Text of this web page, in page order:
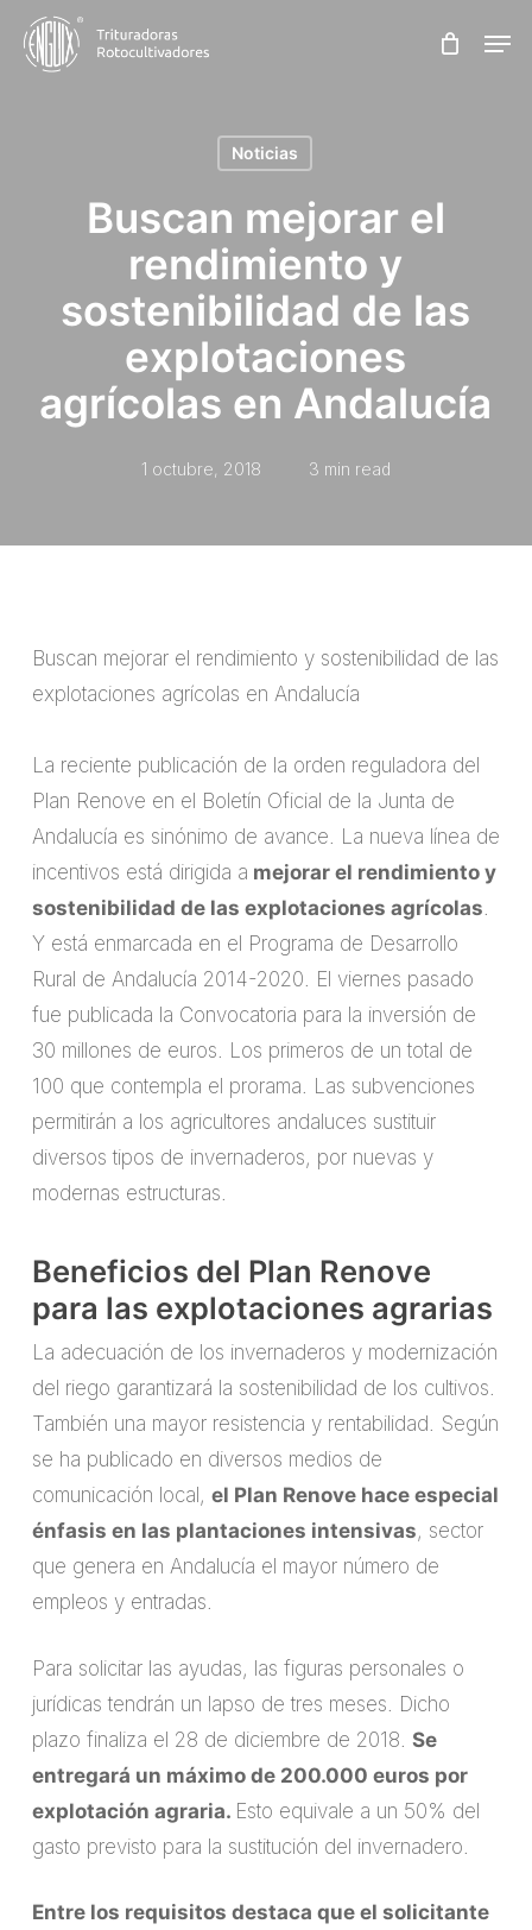
Skip
Noticias
Buscan mejorar el
rendimiento y
sostenibilidad de las
explotaciones
agrícolas en Andalucía
1 octubre, 2018 3 min read
Buscan mejorar el rendimiento y sostenibilidad de las
explotaciones agrícolas en Andalucía
La reciente publicación de la orden reguladora del
Plan Renove en el Boletín Oficial de la Junta de
Andalucía es sinónimo de avance. La nueva línea de
incentivos está dirigida a mejorar el rendimiento y
sostenibilidad de las explotaciones agrícolas
Y está enmarcada en el Programa de Desarrollo
Rural de Andalucía 2014-2020. El viernes pasado
fue publicada la Convocatoria para la inversión de
30 millones de euros. Los primeros de un total de
100 que contempla el prorama. Las subvenciones
permitirán a los agricultores andaluces sustituir
diversos tipos de invernaderos, por nuevas y
modernas estructuras.
Beneficios del Plan Renove
para las explotaciones agrarias
La adecuación de los invernaderos y modernización
del riego garantizará la sostenibilidad de los cultivos.
También una mayor resistencia y rentabilidad. Según
se ha publicado en diversos medios de
comunicación local, el Plan Renove hace especial
énfasis en las plantaciones intensivas, sector
que genera en Andalucía el mayor número de
empleos y entradas.
Para solicitar las ayudas, las figuras personales o
jurídicas tendrán un lapso de tres meses. Dicho
plazo finaliza el 28 de diciembre de 2018. Se
entregará un máximo de 200.000 euros por
explotación agraria. Esto equivale a un 50% del
gasto previsto para la sustitución del invernadero.
Entre los requisitos destaca que el solicitante